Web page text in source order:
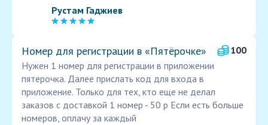
Рустам Гаджиев
Номер для регистрации в «Пятёрочке»
100
Нужен 1 номер для регистрации в приложении
пятерочка. Далее прислать код для входа в
приложение. Только для тех, кто еще не делал
заказов с доставкой 1 номер - 50 р Если есть больше
номеров, оплачу за каждый